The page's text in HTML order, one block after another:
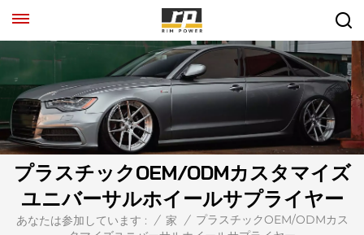
プラスチックOEM/ODMカスタマイズ
ユニバーサルホイールサプライヤー
あなたは参加しています : / 家 / プラスチックOEM/ODMカス